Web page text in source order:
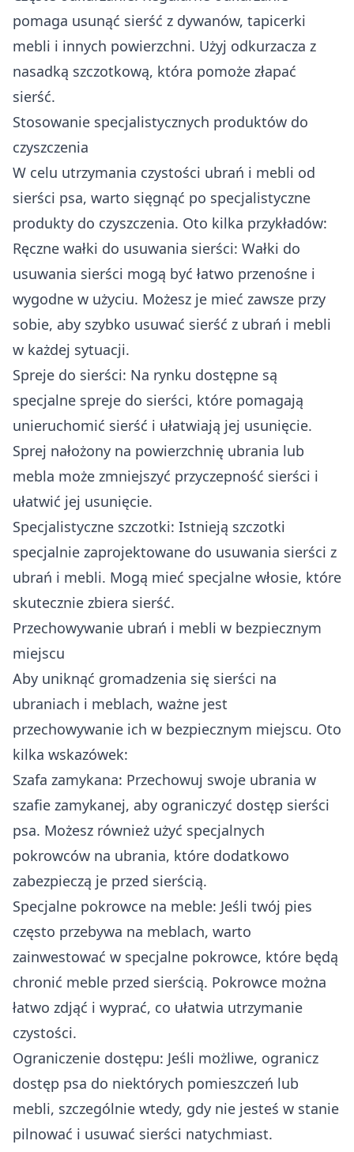
pomaga usunąć sierść z dywanów, tapicerki
mebli i innych powierzchni. Użyj odkurzacza z
nasadką szczotkową, która pomoże złapać
sierść.
Stosowanie specjalistycznych produktów do
czyszczenia
W celu utrzymania czystości ubrań i mebli od
sierści psa, warto sięgnąć po specjalistyczne
produkty do czyszczenia. Oto kilka przykładów:
Ręczne wałki do usuwania sierści: Wałki do
usuwania sierści mogą być łatwo przenośne i
wygodne w użyciu. Możesz je mieć zawsze przy
sobie, aby szybko usuwać sierść z ubrań i mebli
w każdej sytuacji.
Spreje do sierści: Na rynku dostępne są
specjalne spreje do sierści, które pomagają
unieruchomić sierść i ułatwiają jej usunięcie.
Sprej nałożony na powierzchnię ubrania lub
mebla może zmniejszyć przyczepność sierści i
ułatwić jej usunięcie.
Specjalistyczne szczotki: Istnieją szczotki
specjalnie zaprojektowane do usuwania sierści z
ubrań i mebli. Mogą mieć specjalne włosie, które
skutecznie zbiera sierść.
Przechowywanie ubrań i mebli w bezpiecznym
miejscu
Aby uniknąć gromadzenia się sierści na
ubraniach i meblach, ważne jest
przechowywanie ich w bezpiecznym miejscu. Oto
kilka wskazówek:
Szafa zamykana: Przechowuj swoje ubrania w
szafie zamykanej, aby ograniczyć dostęp sierści
psa. Możesz również użyć specjalnych
pokrowców na ubrania, które dodatkowo
zabezpieczą je przed sierścią.
Specjalne pokrowce na meble: Jeśli twój pies
często przebywa na meblach, warto
zainwestować w specjalne pokrowce, które będą
chronić meble przed sierścią. Pokrowce można
łatwo zdjąć i wyprać, co ułatwia utrzymanie
czystości.
Ograniczenie dostępu: Jeśli możliwe, ogranicz
dostęp psa do niektórych pomieszczeń lub
mebli, szczególnie wtedy, gdy nie jesteś w stanie
pilnować i usuwać sierści natychmiast.